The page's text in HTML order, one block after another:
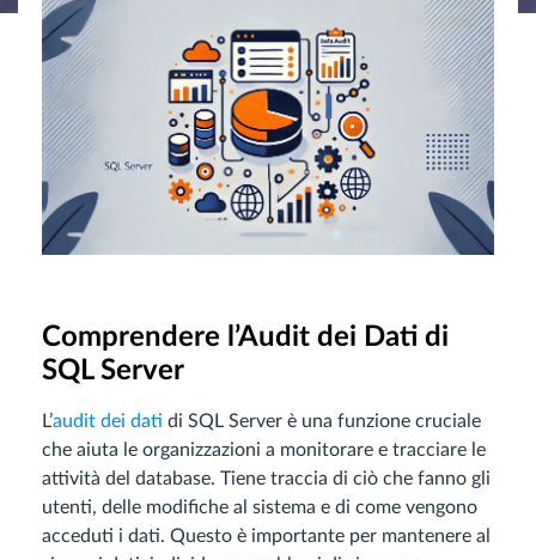
Comprendere l’Audit dei Dati di
SQL Server
L’audit dei dati di SQL Server è una funzione cruciale
che aiuta le organizzazioni a monitorare e tracciare le
attività del database. Tiene traccia di ciò che fanno gli
utenti, delle modifiche al sistema e di come vengono
acceduti i dati. Questo è importante per mantenere al